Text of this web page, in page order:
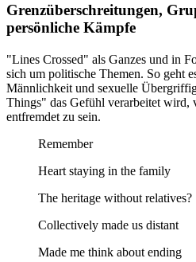
Grenzüberschreitungen,
persönliche Kämpfe
"Lines Crossed" als Ganzes und in
sich um politische Themen. So geht
Männlichkeit und sexuelle
Things" das Gefühl verarbeitet wird,
entfremdet zu sein.
Remember
Heart staying in the family
The heritage without relatives?
Collectively made us distant
Made me think about ending